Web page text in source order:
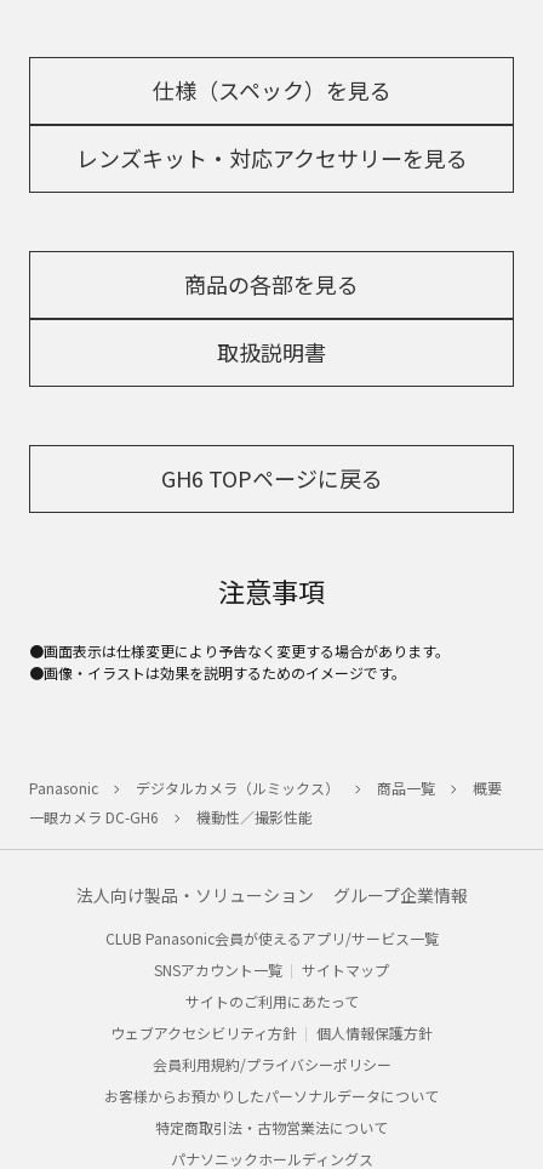
仕様（スペック）を見る
レンズキット・対応アクセサリーを見る
商品の各部を見る
取扱説明書
GH6 TOPページに戻る
注意事項
●画面表示は仕様変更により予告なく変更する場合があります。
●画像・イラストは効果を説明するためのイメージです。
Panasonic デジタルカメラ（ルミックス） 商品一覧
概要
一眼カメラ DC-GH6
機動性／撮影性能
法人向け製品・ソリューション グループ企業情報
CLUB Panasonic会員が使えるアプリ/サービス一覧
SNSアカウント一覧
サイトマップ
サイトのご利用にあたって
ウェブアクセシビリティ方針
個人情報保護方針
会員利用規約/プライバシーポリシー
お客様からお預かりしたパーソナルデータについて
特定商取引法・古物営業法について
パナソニックホールディングス